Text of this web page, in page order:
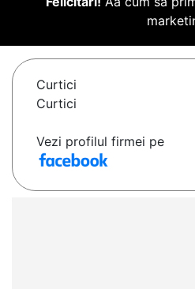
Curtici
Curtici
Vezi profilul firmei pe